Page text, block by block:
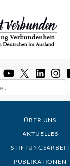
ÜBER UNS
AKTUELLES
STIFTUNGSARBEIT
PUBLIKATIONEN